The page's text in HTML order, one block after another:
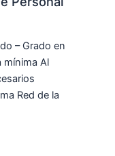
– Grado en
mínima Al
Red de la